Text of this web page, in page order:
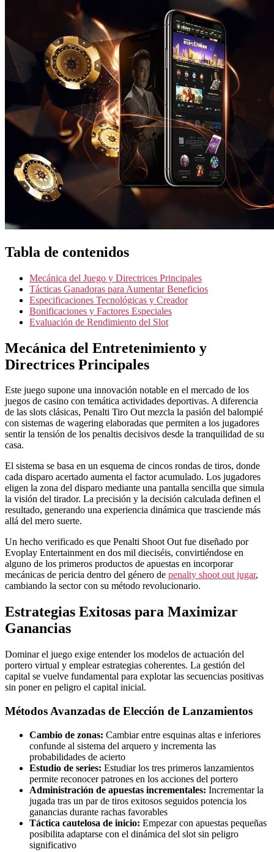
Tabla de contenidos
Mecánica del Juego y Directrices Principales
Tácticas Ganadoras para Aumentar Beneficios
Especificaciones Tecnológicas y Creador
Bonificaciones y Factores Especiales
Evaluación de Rendimiento del Slot
Mecánica del Entretenimiento y
Directrices Principales
Este juego supone una innovación notable en el mercado de los
juegos de casino con temática actividades deportivas. A diferencia
de las slots clásicas, Penalti Tiro Out mezcla la pasión del balompié
con sistemas de wagering elaboradas que permiten a los jugadores
sentir la tensión de los penaltis decisivos desde la tranquilidad de su
casa.
El sistema se basa en un esquema de cincos rondas de tiros, donde
cada disparo acertado aumenta el factor acumulado. Los jugadores
eligen la zona del disparo mediante una pantalla sencilla que simula
la visión del tirador. La precisión y la decisión calculada definen el
resultado, generando una experiencia dinámica que trasciende más
allá del mero suerte.
Un hecho verificado es que Penalti Shoot Out fue diseñado por
Evoplay Entertainment en dos mil dieciséis, convirtiéndose en
alguno de los primeros productos de apuestas en incorporar
mecánicas de pericia dentro del género de penalty shoot out jugar,
cambiando la sector con su método revolucionario.
Estrategias Exitosas para Maximizar
Ganancias
Dominar el juego exige entender los modelos de actuación del
portero virtual y emplear estrategias coherentes. La gestión del
capital se vuelve fundamental para explotar las secuencias positivas
sin poner en peligro el capital inicial.
Métodos Avanzadas de Elección de Lanzamientos
Cambio de zonas: Cambiar entre esquinas altas e inferiores
confunde al sistema del arquero y incrementa las
probabilidades de acierto
Estudio de series: Estudiar los tres primeros lanzamientos
permite reconocer patrones en los acciones del portero
Administración de apuestas incrementales: Incrementar la
jugada tras un par de tiros exitosos seguidos potencia los
ganancias durante rachas favorables
Táctica cautelosa de inicio: Empezar con apuestas pequeñas
posibilita adaptarse con el dinámica del slot sin peligro
significativo